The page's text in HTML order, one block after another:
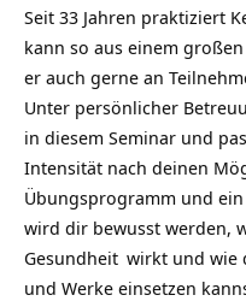
Seit 33 Jahren praktiziert
kann so aus einem
er auch gerne an
Unter persönlicher
in diesem Seminar und
Intensität nach deinen
Übungsprogramm und
wird dir bewusst werden,
Gesundheit wirkt und wie
und Werke einsetzen